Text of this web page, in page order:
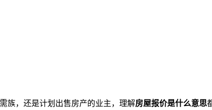
族，还是计划出售房产的业主，理解房屋报价是什么意思